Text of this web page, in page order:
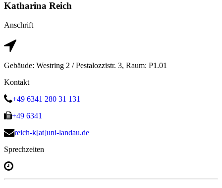
Katharina Reich
Anschrift
Gebäude: Westring 2 / Pestalozzistr. 3, Raum: P1.01
Kontakt
+49 6341 280 31 131
+49 6341
reich-k[at]uni-landau.de
Sprechzeiten